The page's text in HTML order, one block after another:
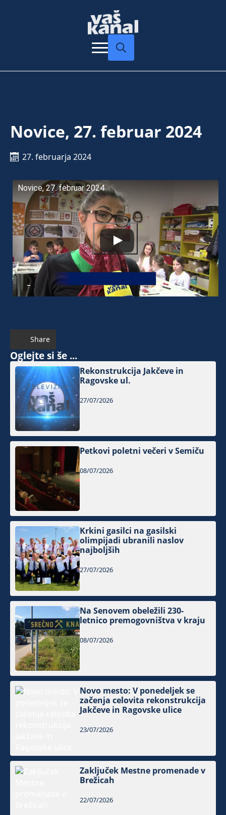
Novice, 27. februar 2024
27. februarja 2024
Novice, 27. februar 2024
Share
Oglejte si še ...
Rekonstrukcija Jakčeve in
Ragovske ul.
27/07/2026
Petkovi poletni večeri v Semiču
08/07/2026
Krkini gasilci na gasilski
olimpijadi ubranili naslov
najboljših
27/07/2026
Na Senovem obeležili 230-
letnico premogovništva v kraju
08/07/2026
Novo mesto: V ponedeljek se
začenja celovita rekonstrukcija
Jakčeve in Ragovske ulice
23/07/2026
Zaključek Mestne promenade v
Brežicah
22/07/2026